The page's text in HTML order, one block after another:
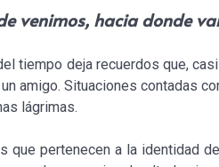
venimos, hacia donde
tiempo deja recuerdos que,
amigo. Situaciones contadas
lágrimas.
que pertenecen a la identidad